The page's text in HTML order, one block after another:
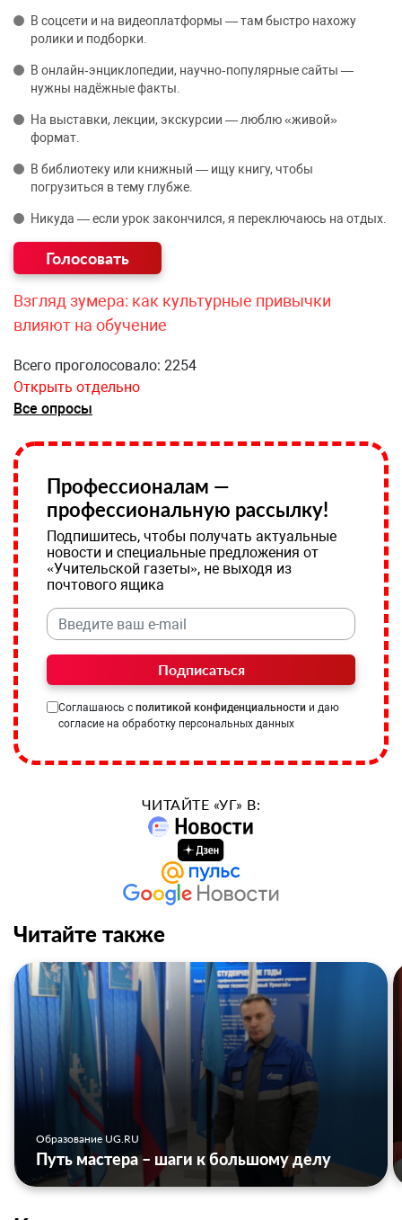
В соцсети и на видеоплатформы — там быстро нахожу
ролики и подборки.
В онлайн‑энциклопедии, научно‑популярные сайты —
нужны надёжные факты.
На выставки, лекции, экскурсии — люблю «живой»
формат.
В библиотеку или книжный — ищу книгу, чтобы
погрузиться в тему глубже.
Никуда — если урок закончился, я переключаюсь на отдых.
Взгляд зумера: как культурные привычки
влияют на обучение
Всего проголосовало: 2254
Открыть отдельно
Все опросы
Профессионалам —
профессиональную рассылку!
Подпишитесь, чтобы получать актуальные
новости и специальные предложения от
«Учительской газеты», не выходя из
почтового ящика
Подписаться
Соглашаюсь с политикой конфиденциальности и даю
согласие на обработку персональных данных
ЧИТАЙТЕ «УГ» В:
Читайте также
Образование UG.RU
Путь мастера – шаги к большому делу